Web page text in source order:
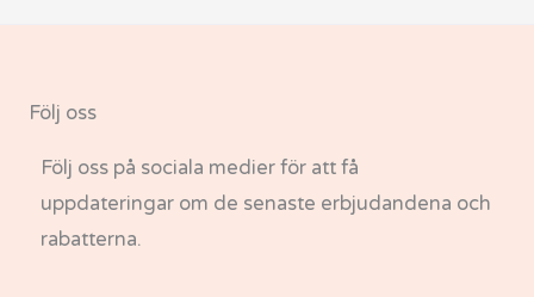
Följ oss
Följ oss på sociala medier för att få
uppdateringar om de senaste erbjudandena och
rabatterna.